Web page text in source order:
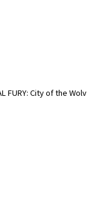
FURY: City of the Wolv